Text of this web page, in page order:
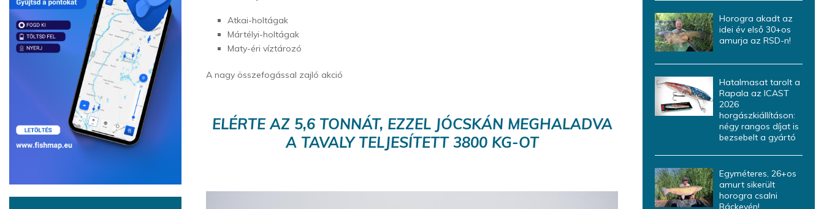
Atkai-holtágak
Mártélyi-holtágak
Maty-éri víztározó
A nagy összefogással zajló akció
ELÉRTE AZ 5,6 TONNÁT, EZZEL JÓCSKÁN MEGHALADVA
A TAVALY TELJESÍTETT 3800 KG-OT
Horogra akadt az
idei év első 30+os
amurja az RSD-n!
Hatalmasat tarolt a
Rapala az ICAST
2026
horgászkiállításon:
négy rangos díjat is
bezsebelt a gyártó
Egyméteres, 26+os
amurt sikerült
horogra csalni
Ráckevén!